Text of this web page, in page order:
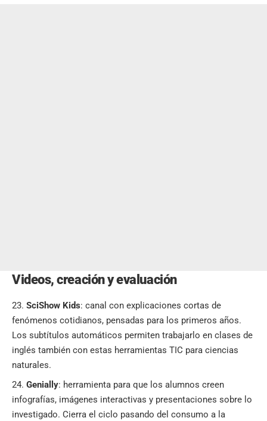
Videos, creación y evaluación
SciShow Kids: canal con explicaciones cortas de
fenómenos cotidianos, pensadas para los primeros años.
Los subtítulos automáticos permiten trabajarlo en clases de
inglés también con estas herramientas TIC para ciencias
naturales.
Genially: herramienta para que los alumnos creen
infografías, imágenes interactivas y presentaciones sobre lo
investigado. Cierra el ciclo pasando del consumo a la